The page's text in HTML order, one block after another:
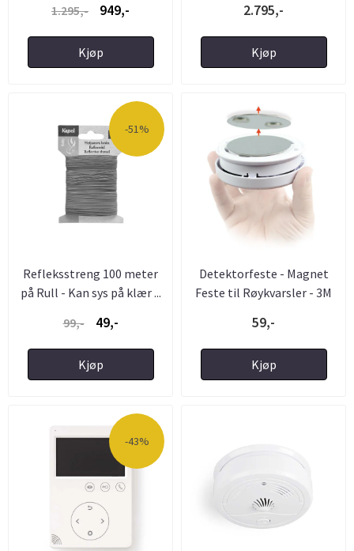
1.295,- 949,-
Kjøp
2.795,-
Kjøp
-51%
Refleksstreng 100 meter
på Rull - Kan sys på klær ...
99,-
49,-
Kjøp
Detektorfeste - Magnet
Feste til Røykvarsler - 3M
59,-
Kjøp
-43%